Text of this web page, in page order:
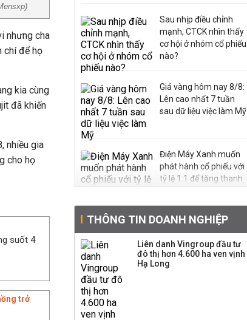
nhưng cha
chí để họ
kia cùng
đã khiến
nhiều gia
cho họ
suốt 4
trở
Sau nhịp điều chỉnh
mạnh, CTCK nhìn thấy
cơ hội ở nhóm cổ phiếu
nào?
Giá vàng hôm nay 8/8:
Lên cao nhất 7 tuần
sau dữ liệu việc làm Mỹ
Điện Máy Xanh muốn
phát hành cổ phiếu với
tỷ lệ 1:1 để tăng thanh
Quy hoạch 4 khu lấn
biển ở Phú Quốc
THÔNG TIN DOANH NGHIỆP
Liên danh Vingroup đầu tư
đô thị hơn 4.600 ha ven vịnh
Hạ Long